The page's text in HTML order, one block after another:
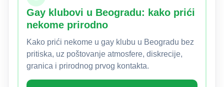
Gay klubovi u Beogradu: kako prići
nekome prirodno
Kako prići nekome u gay klubu u Beogradu bez
pritiska, uz poštovanje atmosfere, diskrecije,
granica i prirodnog prvog kontakta.